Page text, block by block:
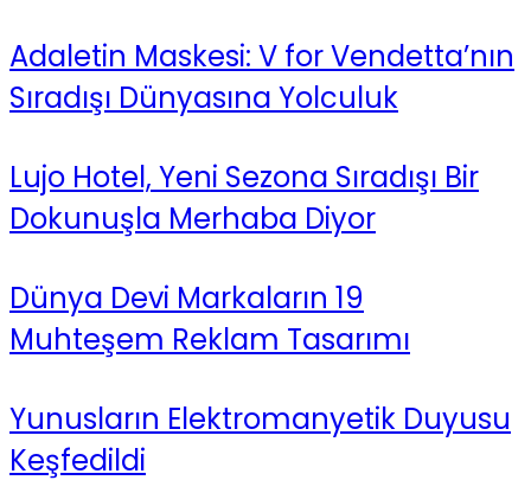
Adaletin Maskesi: V for Vendetta’nın
Sıradışı Dünyasına Yolculuk
Lujo Hotel, Yeni Sezona Sıradışı Bir
Dokunuşla Merhaba Diyor
Dünya Devi Markaların 19
Muhteşem Reklam Tasarımı
Yunusların Elektromanyetik Duyusu
Keşfedildi